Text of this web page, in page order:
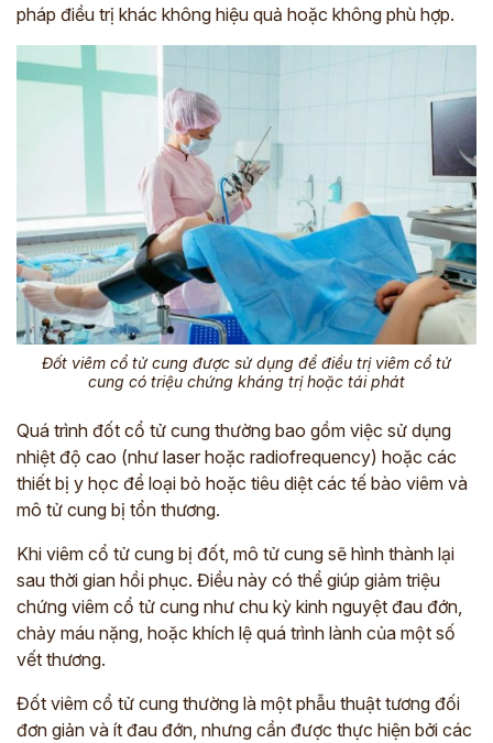
pháp điều trị khác không hiệu quả hoặc không phù hợp.
Đốt viêm cổ tử cung được sử dụng để điều trị viêm cổ tử
cung có triệu chứng kháng trị hoặc tái phát
Quá trình đốt cổ tử cung thường bao gồm việc sử dụng
nhiệt độ cao (như laser hoặc radiofrequency) hoặc các
thiết bị y học để loại bỏ hoặc tiêu diệt các tế bào viêm và
mô tử cung bị tổn thương.
Khi viêm cổ tử cung bị đốt, mô tử cung sẽ hình thành lại
sau thời gian hồi phục. Điều này có thể giúp giảm triệu
chứng viêm cổ tử cung như chu kỳ kinh nguyệt đau đớn,
chảy máu nặng, hoặc khích lệ quá trình lành của một số
vết thương.
Đốt viêm cổ tử cung thường là một phẫu thuật tương đối
đơn giản và ít đau đớn, nhưng cần được thực hiện bởi các